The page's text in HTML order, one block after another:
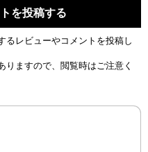
を投稿する
るレビューやコメントを投稿し
りますので、閲覧時はご注意く